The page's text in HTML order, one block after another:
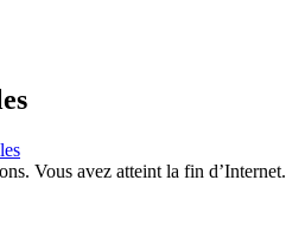
Vous avez atteint la fin d’Internet.